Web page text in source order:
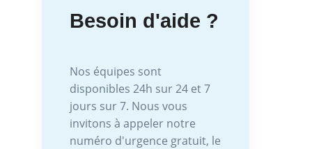
Besoin d'aide ?
Nos équipes sont
disponibles 24h sur 24 et 7
jours sur 7. Nous vous
invitons à appeler notre
numéro d'urgence gratuit, le